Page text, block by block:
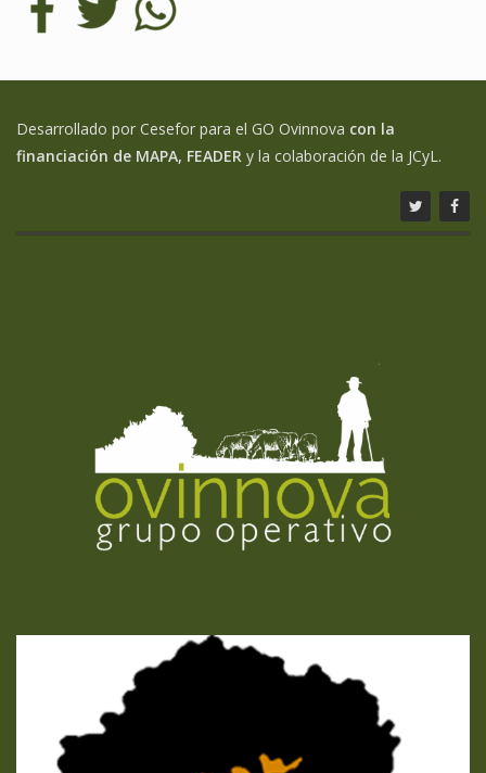
Desarrollado por Cesefor para el GO Ovinnova con la
financiación de MAPA, FEADER y la colaboración de la JCyL.